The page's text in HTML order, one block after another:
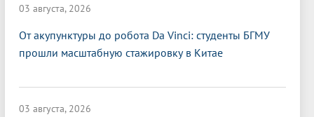
03 августа, 2026
От акупунктуры до робота Da Vinci: студенты БГМУ
прошли масштабную стажировку в Китае
03 августа, 2026